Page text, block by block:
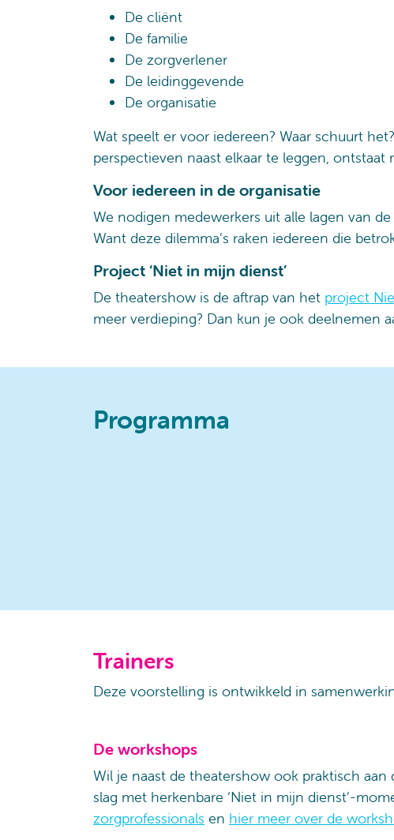
De cliënt
De familie
De zorgverlener
De leidinggevende
De organisatie
Wat speelt er voor iedereen? Waar schuurt
perspectieven naast elkaar te leggen,
Voor iedereen in de organisatie
We nodigen medewerkers uit alle lagen van
Want deze dilemma’s raken iedereen die
Project ‘Niet in mijn dienst’
De theatershow is de aftrap van het project
meer verdieping? Dan kun je ook deelnemen
Programma
Trainers
Deze voorstelling is ontwikkeld in
De workshops
Wil je naast de theatershow ook praktisch
slag met herkenbare ‘Niet in mijn dienst’-
zorgprofessionals en hier meer over de